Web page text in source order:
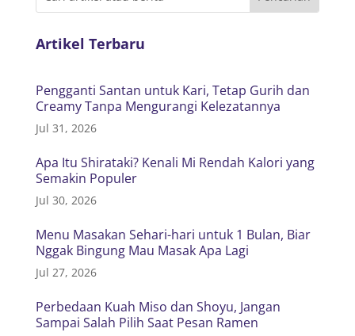
Artikel Terbaru
Pengganti Santan untuk Kari, Tetap Gurih dan
Creamy Tanpa Mengurangi Kelezatannya
Jul 31, 2026
Apa Itu Shirataki? Kenali Mi Rendah Kalori yang
Semakin Populer
Jul 30, 2026
Menu Masakan Sehari-hari untuk 1 Bulan, Biar
Nggak Bingung Mau Masak Apa Lagi
Jul 27, 2026
Perbedaan Kuah Miso dan Shoyu, Jangan
Sampai Salah Pilih Saat Pesan Ramen